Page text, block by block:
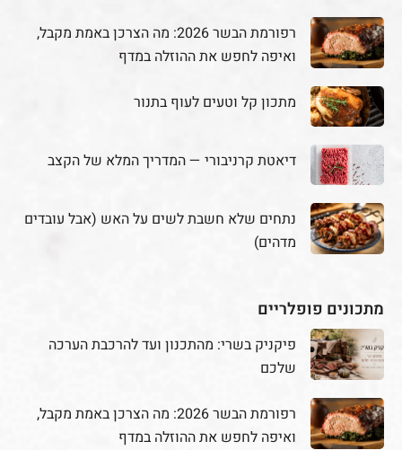
רפורמת הבשר 2026: מה הצרכן באמת מקבל,
ואיפה לחפש את ההוזלה במדף
מתכון קל וטעים לעוף בתנור
דיאטת קרניבורי — המדריך המלא של הקצב
נתחים שלא חשבת לשים על האש (אבל עובדים
מדהים)
מתכונים פופלריים
פיקניק בשרי: מהתכנון ועד להרכבת הערכה
שלכם
רפורמת הבשר 2026: מה הצרכן באמת מקבל,
ואיפה לחפש את ההוזלה במדף